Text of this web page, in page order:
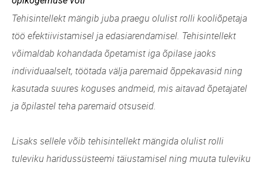
Tehisintellekt mängib juba praegu olulist rolli kooliõpetaja
töö efektiivistamisel ja edasiarendamisel. Tehisintellekt
võimaldab kohandada õpetamist iga õpilase jaoks
individuaalselt, töötada välja paremaid õppekavasid ning
kasutada suures koguses andmeid, mis aitavad õpetajatel
ja õpilastel teha paremaid otsuseid.
Lisaks sellele võib tehisintellekt mängida olulist rolli
tuleviku haridussüsteemi täiustamisel ning muuta tuleviku